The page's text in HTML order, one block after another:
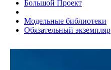
Большой Проект
Модельные библиотеки
Обязательный экземпляр